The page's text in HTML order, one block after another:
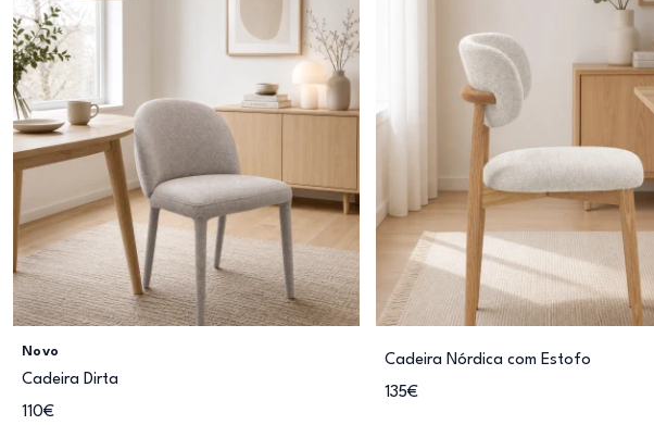
Novo
Cadeira Dirta
110€
Cadeira Nórdica com Estofo
135€